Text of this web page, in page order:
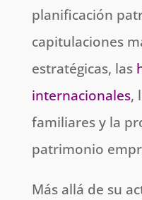
planificación
capitulaciones
estratégicas, las
internacionales,
familiares y la
patrimonio
Más allá de su